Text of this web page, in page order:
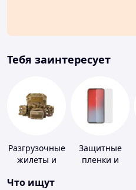
Тебя заинтересует
Разгрузочные
жилеты и
без плит
Защитные
пленки и
Что ищут